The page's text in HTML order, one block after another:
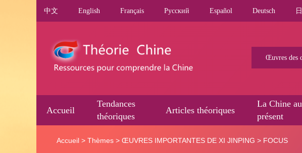
中文 English Français Pусский Español Deutsch
Œuvres des
Accueil
Tendances
théoriques
Articles théoriques
La Chine au
présent
Accueil > Thèmes > ŒUVRES IMPORTANTES DE XI JINPING > FOCUS